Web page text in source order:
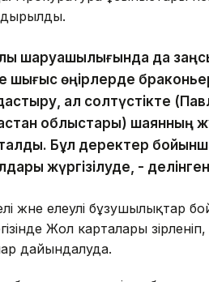
шаруашылығында да
шығыс өңірлерде
ал солтүстікте
облыстары) шаянның
Бұл деректер
жүргізілуде, - делінген
және елеулі бұзушылықтар
Жол карталары
дайындалуда.